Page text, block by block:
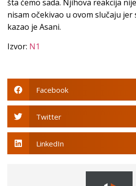
šta ćemo sada. Njihova reakcija
nisam očekivao u ovom slučaju jer
kazao je Asani.
Izvor: N1
Facebook
Twitter
LinkedIn